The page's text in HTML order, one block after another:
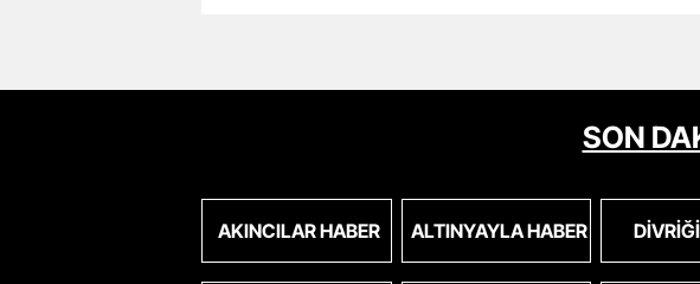
SON
AKINCILAR HABER ALTINYAYLA HABER